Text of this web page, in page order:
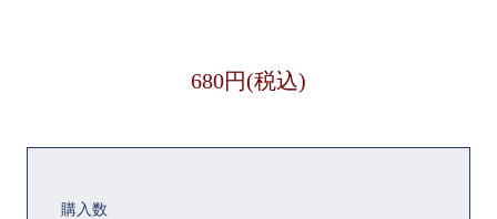
680円(税込)
購入数